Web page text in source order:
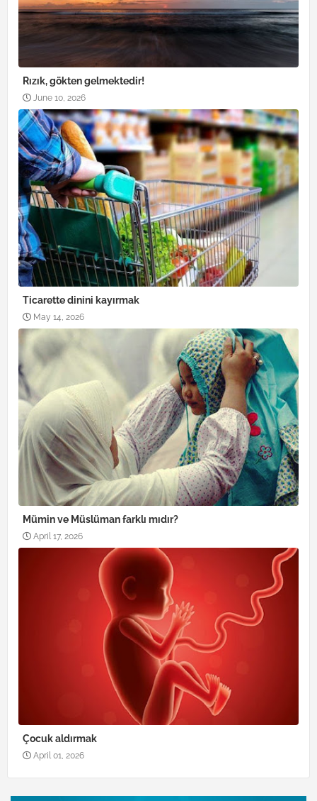
Rızık, gökten gelmektedir!
June 10, 2026
Ticarette dinini kayırmak
May 14, 2026
Mümin ve Müslüman farklı mıdır?
April 17, 2026
Çocuk aldırmak
April 01, 2026